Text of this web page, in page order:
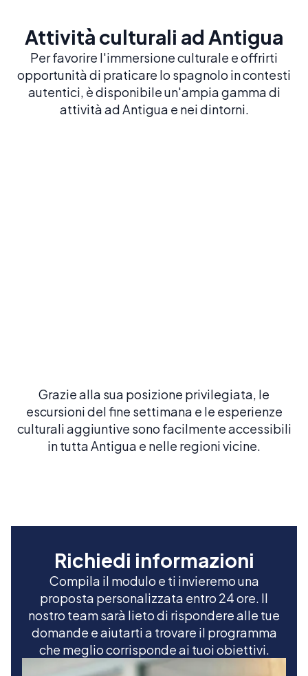
Attività culturali ad Antigua
Per favorire l'immersione culturale e offrirti
opportunità di praticare lo spagnolo in contesti
autentici, è disponibile un'ampia gamma di
attività ad Antigua e nei dintorni.
Grazie alla sua posizione privilegiata, le
escursioni del fine settimana e le esperienze
culturali aggiuntive sono facilmente accessibili
in tutta Antigua e nelle regioni vicine.
Richiedi informazioni
Compila il modulo e ti invieremo una
proposta personalizzata entro 24 ore. Il
nostro team sarà lieto di rispondere alle tue
domande e aiutarti a trovare il programma
che meglio corrisponde ai tuoi obiettivi.